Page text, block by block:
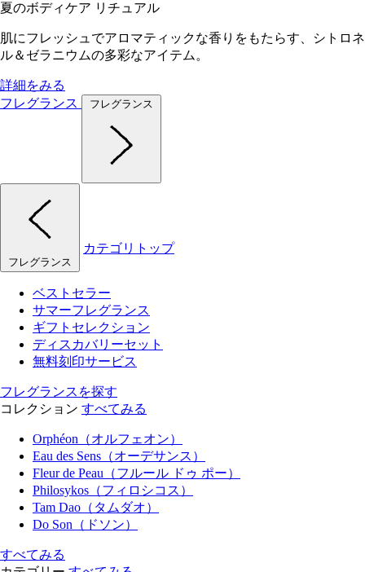
夏のボディケア リチュアル
肌にフレッシュでアロマティックな香りをもたらす、シトロネ
ル＆ゼラニウムの多彩なアイテム。
詳細をみる
フレグランス
フレグランス
フレグランス
カテゴリトップ
ベストセラー
サマーフレグランス
ギフトセレクション
ディスカバリーセット
無料刻印サービス
フレグランスを探す
コレクション すべてみる
Orphéon（オルフェオン）
Eau des Sens（オーデサンス）
Fleur de Peau（フルール ドゥ ポー）
Philosykos（フィロシコス）
Tam Dao（タムダオ）
Do Son（ドソン）
すべてみる